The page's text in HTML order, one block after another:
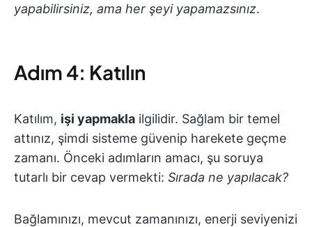
yapabilirsiniz, ama her şeyi yapamazsınız.
Adım 4: Katılın
Katılım, işi yapmakla ilgilidir. Sağlam bir temel
attınız, şimdi sisteme güvenip harekete geçme
zamanı. Önceki adımların amacı, şu soruya
tutarlı bir cevap vermekti: Sırada ne yapılacak?
Bağlamınızı, mevcut zamanınızı, enerji seviyenizi